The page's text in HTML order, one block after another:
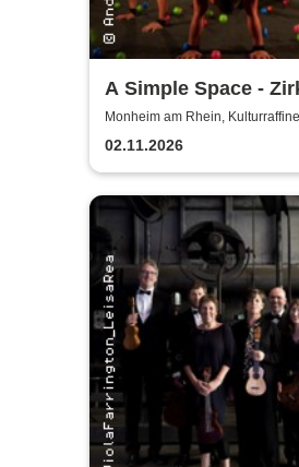
A Simple Space -
Körpertheater
Monheim am Rhein,
02.11.2026